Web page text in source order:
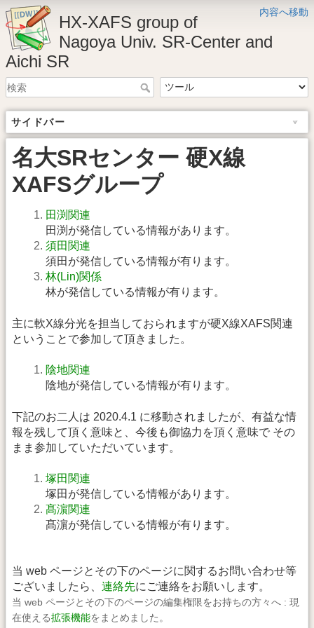
内容へ移動
HX-XAFS group of
Nagoya Univ. SR-Center and
Aichi SR
サイドバー
名大SRセンター 硬X線
XAFSグループ
田渕関連
田渕が発信している情報があります。
須田関連
須田が発信している情報が有ります。
林(Lin)関係
林が発信している情報が有ります。
主に軟X線分光を担当しておられますが硬X線XAFS関連
ということで参加して頂きました。
陰地関連
陰地が発信している情報が有ります。
下記のお二人は 2020.4.1 に移動されましたが、有益な情
報を残して頂く意味と、今後も御協力を頂く意味で その
まま参加していただいています。
塚田関連
塚田が発信している情報があります。
髙濵関連
髙濵が発信している情報が有ります。
当 web ページとその下のページに関するお問い合わせ等
ございましたら、 連絡先にご連絡をお願いします。
当 web ページとその下のページの編集権限をお持ちの方々へ : 現
在使える拡張機能をまとめました。